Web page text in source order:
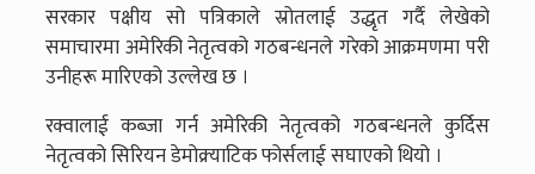
सरकार पक्षीय सो पत्रिकाले स्रोतलाई उद्धृत गर्दै लेखेको
समाचारमा अमेरिकी नेतृत्वको गठबन्धनले गरेको आक्रमणमा परी
उनीहरू मारिएको उल्लेख छ ।
रक्वालाई कब्जा गर्न अमेरिकी नेतृत्वको गठबन्धनले कुर्दिस
नेतृत्वको सिरियन डेमोक्र्याटिक फोर्सलाई सघाएको थियो ।